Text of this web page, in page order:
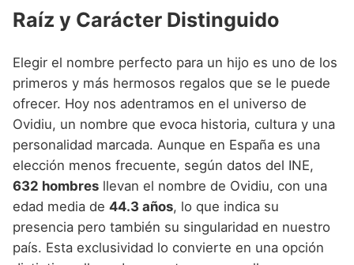
Nombres de niño que empiezan por E
Nombres de niño que empiezan por G
Nombres de niño que empiezan por H
Nombres de niño que empiezan por I
Nombres de niño que empiezan por J
Nombres de niño que empiezan por K
Nombres de niño que empiezan por L
Nombres de Niño Baleares
Nombres de Niño Canarios
Nombres de Niño Cantabros
Nombres de Niño Castellanos
Nombres de Niño Catalanes
Nombres de Niño Extremeños
Nombres de Niño Gallegos
Nombres de Niño Madrileños
Nombres de Niño Egipcios
Nombres de Niño Griegos
Nombres de Niño Mitologicos
Nombres de Niño Romanos
Nombres de Niño Vikingos
Nombres de Niño Americanos
Nombres de Niño Arabes
Nombres de Niño Chinos
Nombres de Niño Franceses
Nombres de Niño Hispanoamericanos
Nombres de Niño Ingleses
Nombres de Niño Italianos
Nombres de Niño Japoneses
Raíz y Carácter Distinguido
Elegir el nombre perfecto para un hijo es uno de los
primeros y más hermosos regalos que se le puede
ofrecer. Hoy nos adentramos en el universo de
Ovidiu, un nombre que evoca historia, cultura y una
personalidad marcada. Aunque en España es una
elección menos frecuente, según datos del INE,
632 hombres llevan el nombre de Ovidiu, con una
edad media de 44.3 años, lo que indica su
presencia pero también su singularidad en nuestro
país. Esta exclusividad lo convierte en una opción